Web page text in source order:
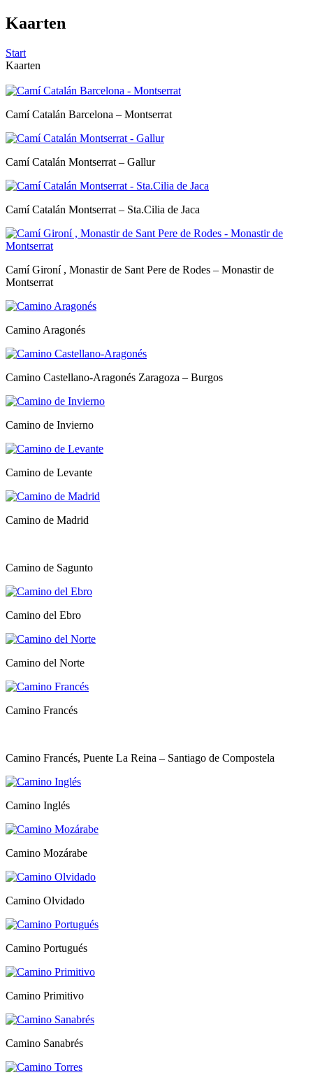
Kaarten
Start
Kaarten
Camí Catalán Barcelona – Montserrat
Camí Catalán Montserrat – Gallur
Camí Catalán Montserrat – Sta.Cilia de Jaca
Camí Gironí , Monastir de Sant Pere de Rodes – Monastir de
Montserrat
Camino Aragonés
Camino Castellano-Aragonés Zaragoza – Burgos
Camino de Invierno
Camino de Levante
Camino de Madrid
Camino de Sagunto
Camino del Ebro
Camino del Norte
Camino Francés
Camino Francés, Puente La Reina – Santiago de Compostela
Camino Inglés
Camino Mozárabe
Camino Olvidado
Camino Portugués
Camino Primitivo
Camino Sanabrés